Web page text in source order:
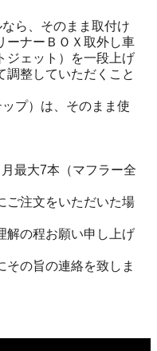
ら、そのまま取付け
ーナーＢＯＸ取外し車
ジェット）を一段上げ
調整していただくこと
プ）は、そのまま使
最大7本（マフラー全
ご注文をいただいた場
解の程お願い申し上げ
その旨の連絡を致しま